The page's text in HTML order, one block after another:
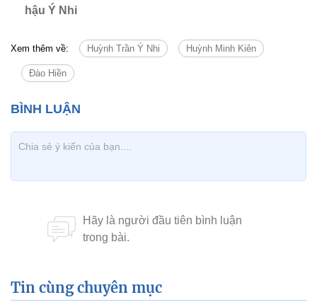
hậu Ý Nhi
Xem thêm về: Huỳnh Trần Ý Nhi Huỳnh Minh Kiên
Đào Hiền
Tin cùng chuyên mục